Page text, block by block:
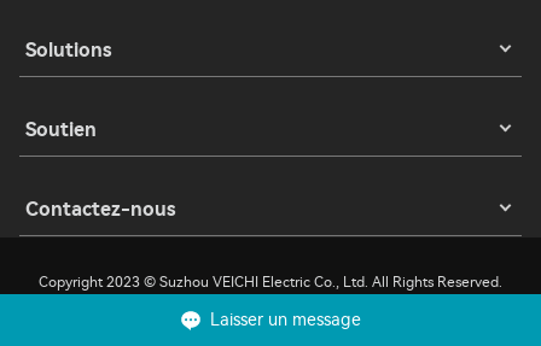
Solutions
Soutien
Contactez-nous
Copyright 2023 © Suzhou VEICHI Electric Co., Ltd. All Rights Reserved.
Confidentialité Conditions d'utilisation
Laisser un message